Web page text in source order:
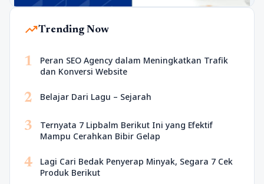
trending_upTrending Now
1
Peran SEO Agency dalam Meningkatkan Trafik
dan Konversi Website
2 Belajar Dari Lagu – Sejarah
3
Ternyata 7 Lipbalm Berikut Ini yang Efektif
Mampu Cerahkan Bibir Gelap
4
Lagi Cari Bedak Penyerap Minyak, Segara 7 Cek
Produk Berikut